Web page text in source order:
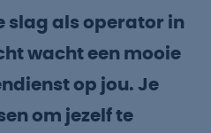
slag als operator in
wacht een mooie
op jou. Je
om jezelf te